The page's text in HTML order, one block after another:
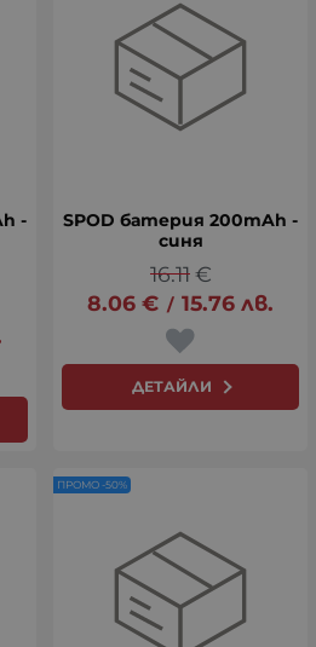
-
SPOD батерия 200mAh -
синя
16.11 €
8.06 € / 15.76 лв.
ДЕТАЙЛИ
ПРОМО -50%